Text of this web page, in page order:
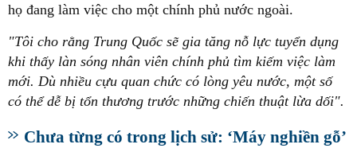
họ đang làm việc cho một chính phủ nước ngoài.
"Tôi cho rằng Trung Quốc sẽ gia tăng nỗ lực tuyển dụng
khi thấy làn sóng nhân viên chính phủ tìm kiếm việc làm
mới. Dù nhiều cựu quan chức có lòng yêu nước, một số
có thể dễ bị tổn thương trước những chiến thuật lừa dối".
Chưa từng có trong lịch sử: ‘Máy nghiền gỗ’